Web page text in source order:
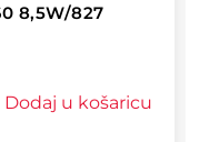
8,5W/827
Dodaj u košaricu